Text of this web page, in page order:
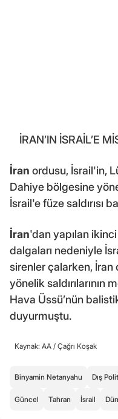
İRAN’IN İSRAİL’E
İran ordusu, İsrail'in,
Dahiye bölgesine
İsrail'e füze saldırısı
İran'dan yapılan ikinci
dalgaları nedeniyle
sirenler çalarken, İran
yönelik saldırılarının
Hava Üssü’nün
duyurmuştu.
Kaynak: AA / Çağrı Koşak
Binyamin Netanyahu Dış
Güncel Tahran İsrail